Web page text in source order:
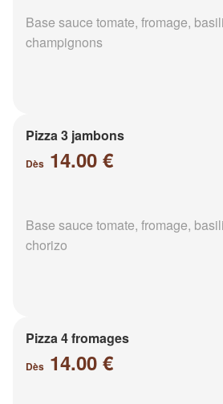
Base sauce tomate, fromage,
champignons
Pizza 3 jambons
Dès 14.00 €
Base sauce tomate, fromage,
chorizo
Pizza 4 fromages
Dès 14.00 €